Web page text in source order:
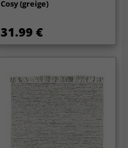
Cosy (greige)
31.99 €